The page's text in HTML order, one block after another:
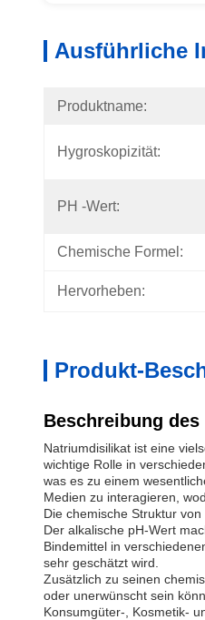
Ausführliche
Produktname:
Hygroskopizität:
PH -Wert:
Chemische Formel:
Hervorheben:
Produkt-
Beschreibung
Natriumdisilikat ist eine
wichtige Rolle in
was es zu einem
Medien zu interagieren,
Die chemische Struktur
Der alkalische pH-Wert
Bindemittel in
sehr geschätzt wird.
Zusätzlich zu seinen
oder unerwünscht sein
Konsumgüter-, Kosmetik-